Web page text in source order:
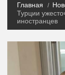
Главная
Турции
иностранцев